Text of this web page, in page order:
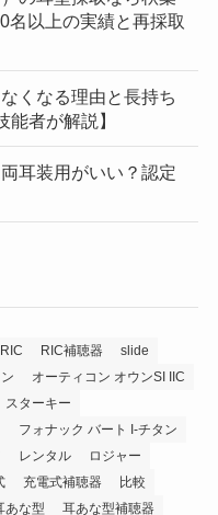
名以上の実績と再採取
くなる理由と長持ち
者が解説】
耳装用がいい？認定
RIC RIC補聴器
slide
オーティコン オウンSI IIC
スターキー
フォナック バート I-チタン
レンタル
ロジャー
充電式補聴器
比較
あな型 耳あな型補聴器